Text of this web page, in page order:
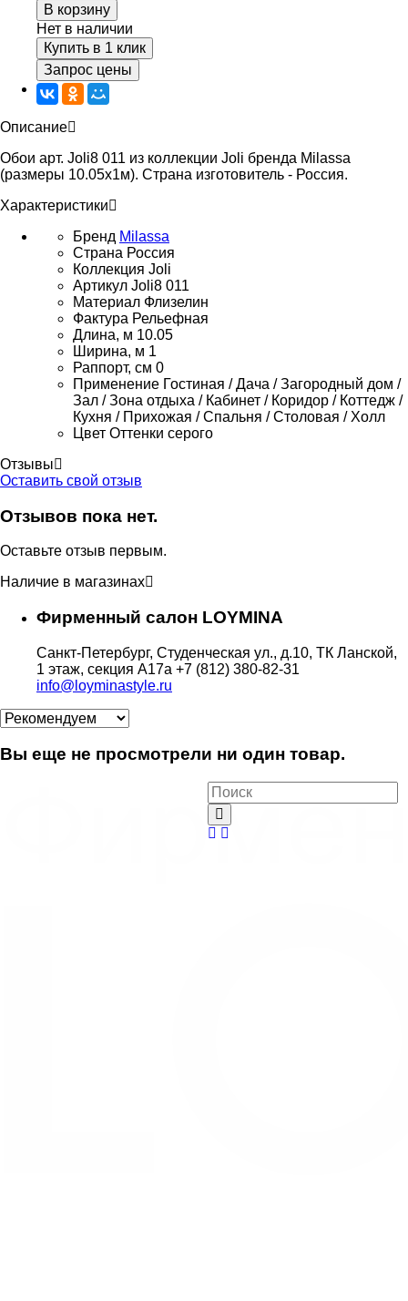
В корзину
Нет в наличии
Купить в 1 клик
Запрос цены
Описание
Обои арт. Joli8 011 из коллекции Joli бренда Milassa
(размеры 10.05х1м). Страна изготовитель - Россия.
Характеристики
Бренд Milassa
Страна Россия
Коллекция Joli
Артикул Joli8 011
Материал Флизелин
Фактура Рельефная
Длина, м 10.05
Ширина, м 1
Раппорт, см 0
Применение Гостиная / Дача / Загородный дом /
Зал / Зона отдыха / Кабинет / Коридор / Коттедж /
Кухня / Прихожая / Спальня / Столовая / Холл
Цвет Оттенки серого
Отзывы
Оставить свой отзыв
Отзывов пока нет.
Оставьте отзыв первым.
Наличие в магазинах
Фирменный салон LOYMINA
Санкт-Петербург, Студенческая ул., д.10, ТК Ланской,
1 этаж, секция А17а +7 (812) 380-82-31
info@loyminastyle.ru
Вы еще не просмотрели ни один товар.